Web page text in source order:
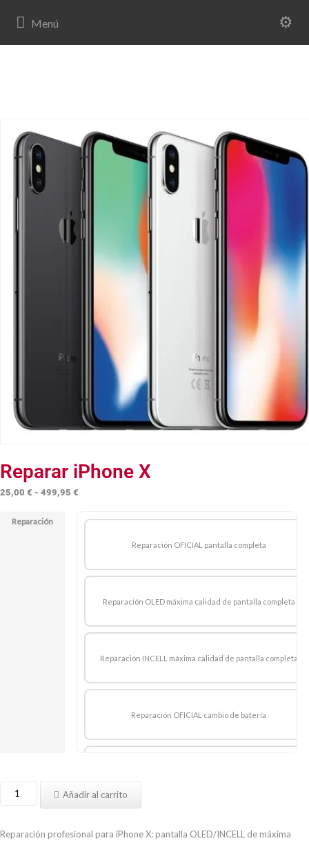
Reparar iPhone X
25,00 € - 499,95 €
precios:
hasta
Reparación
Reparación OFICIAL pantalla completa
Reparación OLED máxima calidad de pantalla completa
Reparación INCELL máxima calidad de pantalla completa
Reparación OFICIAL cambio de batería
Reparar
cantidad
Añadir al carrito
Reparación profesional para iPhone X: pantalla OLED/INCELL de máxima